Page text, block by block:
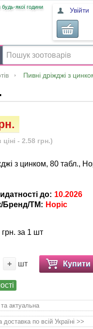
якої години Увійти
Пивні дріжджі з
- 2.58 грн.)
з цинком, 80 табл.,
до: 10.2026
Бренд/ТМ: Норіс
грн. за 1 шт
+ шт Купити
актуальна
по всій Україні >>